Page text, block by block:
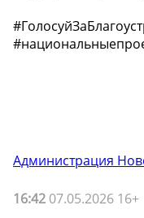
Администрация
16:42 07.05.2026 16+